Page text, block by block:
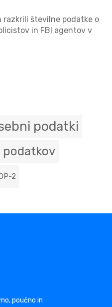
razkrili številne podatke o
in FBI agentov v
podatki
podatkov
2
poučno in